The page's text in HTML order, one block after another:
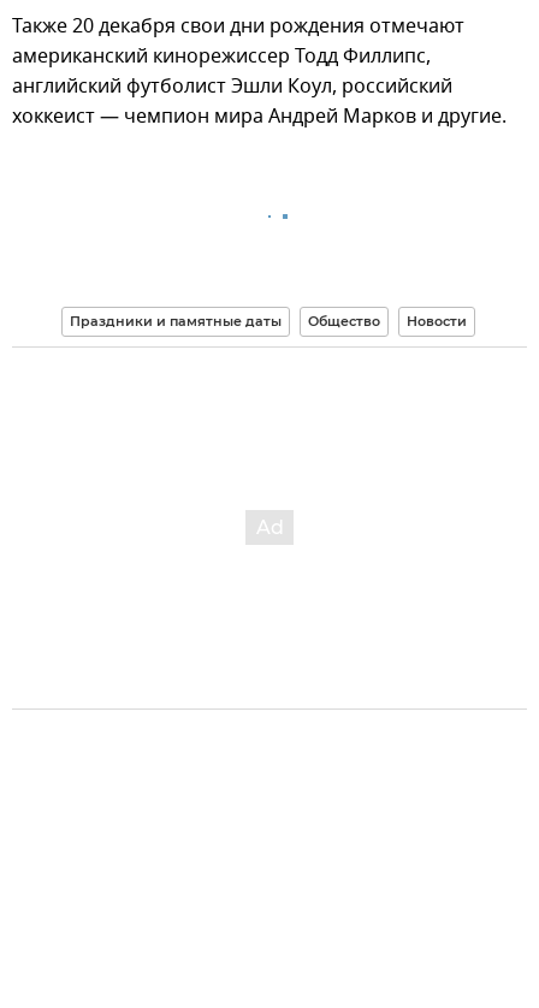
Также 20 декабря свои дни рождения отмечают
американский кинорежиссер Тодд Филлипс,
английский футболист Эшли Коул, российский
хоккеист — чемпион мира Андрей Марков и другие.
Праздники и памятные даты Общество Новости